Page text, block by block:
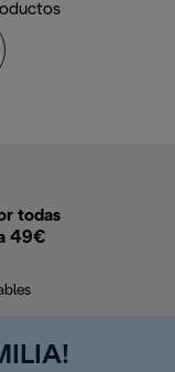
todas
49€